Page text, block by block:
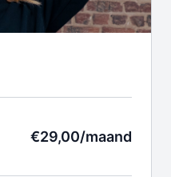
€29,00/maand